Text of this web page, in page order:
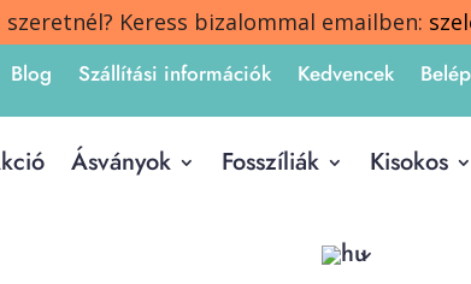
szeretnél? Keress bizalommal emailben:
Blog Szállítási információk Kedvencek
Ásványok Fosszíliák Kisokos